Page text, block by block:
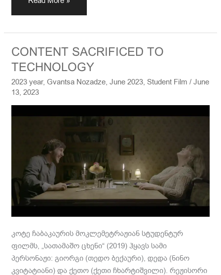
CONTENT SACRIFICED TO
TECHNOLOGY
2023 year,Gvantsa Nozadze,June 2023, Student Film /June
13, 2023
კოტე ჩაბაკაურის მოკლემეტრაჟიან სტუდენტურ
ფილმს, „სათამაშო ცხენი“ (2019) ჰყავს სამი
პერსონაჟი: გიორგი (თედო ბექაური), დედა (ნინო
კვიტატიანი) და ქეთო (ქეთი ჩხარტიშვილი). რეჟისორი
CONTENT
SACRIFICED
TO
TECHNOLOGY